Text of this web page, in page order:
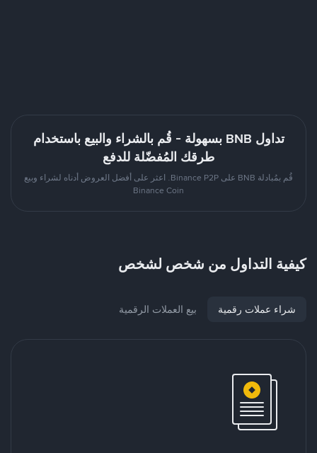
تداول BNB بسهولة - قُم بالشراء والبيع باستخدام
طرقك المُفضّلة للدفع
قُم بمُبادلة BNB على Binance P2P. اعثر على أفضل العروض أدناه لشراء وبيع
Binance Coin
كيفية التداول من شخص لشخص
شراء عملات رقمية بيع العملات الرقمية